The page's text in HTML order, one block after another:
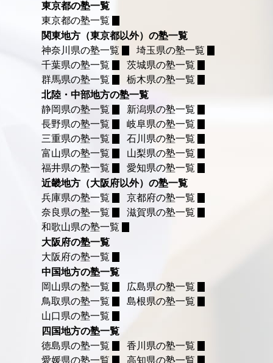
東京都の塾一覧
東京都の塾一覧
関東地方（東京都以外）の塾一覧
神奈川県の塾一覧
埼玉県の塾一覧
千葉県の塾一覧
茨城県の塾一覧
群馬県の塾一覧
栃木県の塾一覧
北陸・中部地方の塾一覧
静岡県の塾一覧
新潟県の塾一覧
長野県の塾一覧
岐阜県の塾一覧
三重県の塾一覧
石川県の塾一覧
富山県の塾一覧
山梨県の塾一覧
福井県の塾一覧
愛知県の塾一覧
近畿地方（大阪府以外）の塾一覧
兵庫県の塾一覧
京都府の塾一覧
奈良県の塾一覧
滋賀県の塾一覧
和歌山県の塾一覧
大阪府の塾一覧
大阪府の塾一覧
中国地方の塾一覧
岡山県の塾一覧
広島県の塾一覧
鳥取県の塾一覧
島根県の塾一覧
山口県の塾一覧
四国地方の塾一覧
徳島県の塾一覧
香川県の塾一覧
愛媛県の塾一覧
高知県の塾一覧